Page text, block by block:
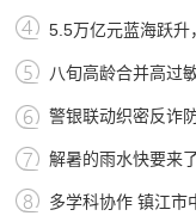
5.5万亿元蓝海跃升
八旬高龄合并高过
警银联动织密反诈
解暑的雨水快要来
多学科协作 镇江市